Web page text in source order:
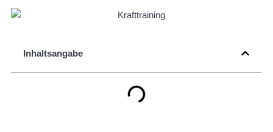
Inhaltsangabe